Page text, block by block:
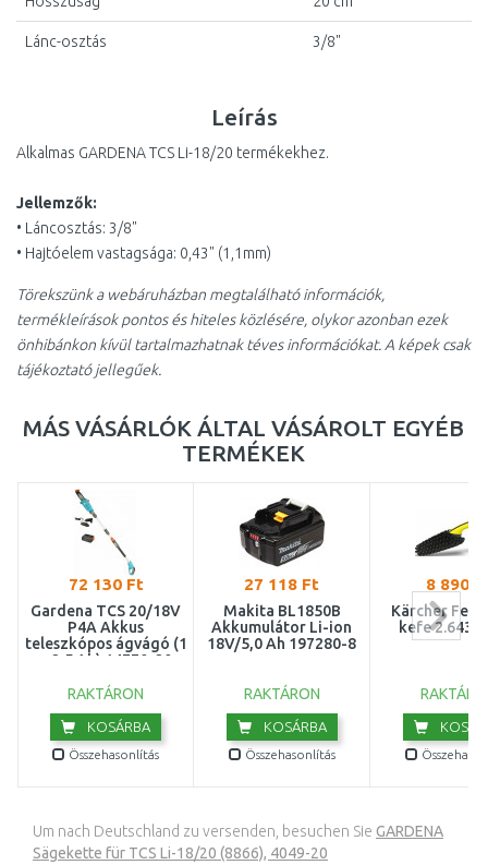
Leírás
Alkalmas GARDENA TCS Li-18/20 termékekhez.
Jellemzők:
• Láncosztás: 3/8"
• Hajtóelem vastagsága: 0,43" (1,1mm)
Törekszünk a webáruházban megtalálható információk,
termékleírások pontos és hiteles közlésére, olykor azonban ezek
önhibánkon kívül tartalmazhatnak téves információkat. A képek csak
tájékoztató jellegűek.
Lánc-osztás 3/8"
MÁS VÁSÁRLÓK ÁLTAL VÁSÁROLT EGYÉB
TERMÉKEK
72 130 Ft
Gardena TCS 20/18V
P4A Akkus
teleszkópos ágvágó (1
x 2,5 Ah) 14770-20
RAKTÁRON
KOSÁRBA
Összehasonlítás
27 118 Ft
Makita BL1850B
Akkumulátor Li-ion
18V/5,0 Ah 197280-8
RAKTÁRON
KOSÁRBA
Összehasonlítás
8 890
Kärcher
kefe 2.643-
Um nach Deutschland zu versenden, besuchen Sie GARDENA
Sägekette für TCS Li-18/20 (8866), 4049-20